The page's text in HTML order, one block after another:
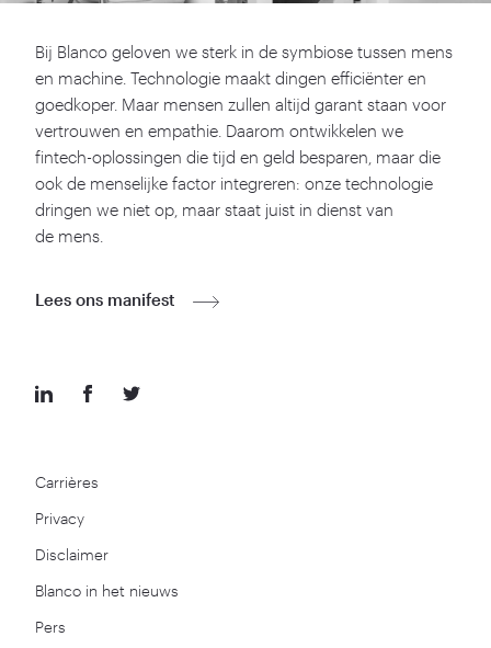
Carrières
Privacy
Disclaimer
Blanco in het nieuws
Pers
Bij Blanco geloven we sterk in de symbiose tussen mens
en machine. Technologie maakt dingen efficiënter en
goedkoper. Maar mensen zullen altijd garant staan voor
vertrouwen en empathie. Daarom ontwikkelen we
fintech-oplossingen die tijd en geld besparen, maar die
ook de menselijke factor integreren: onze technologie
dringen we niet op, maar staat juist in dienst van
de mens.
Lees ons manifest